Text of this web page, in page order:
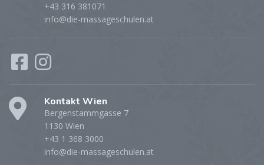
+43 316 381071
info@die-massageschulen.at
Kontakt Wien
Bergenstammgasse 7
1130 Wien
+43 1 368 3000
info@die-massageschulen.at